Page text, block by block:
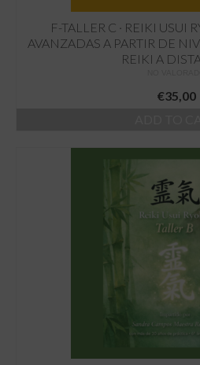
F-TALLER C · REIKI USUI
AVANZADAS A PARTIR DE
REIKI A
€35,00